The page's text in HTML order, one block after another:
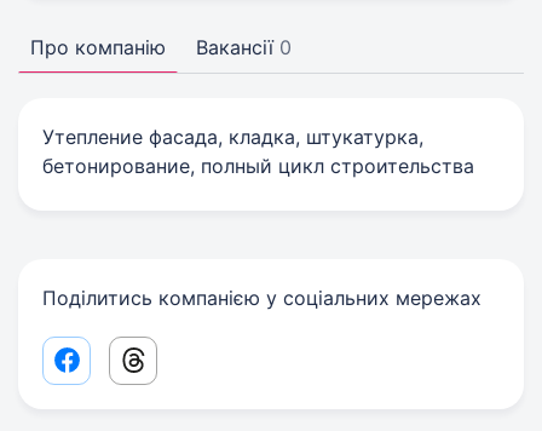
Про компанію Вакансії 0
Утепление фасада, кладка, штукатурка,
бетонирование, полный цикл строительства
Поділитись компанією у соціальних мережах
Facebook share link
Threads share link